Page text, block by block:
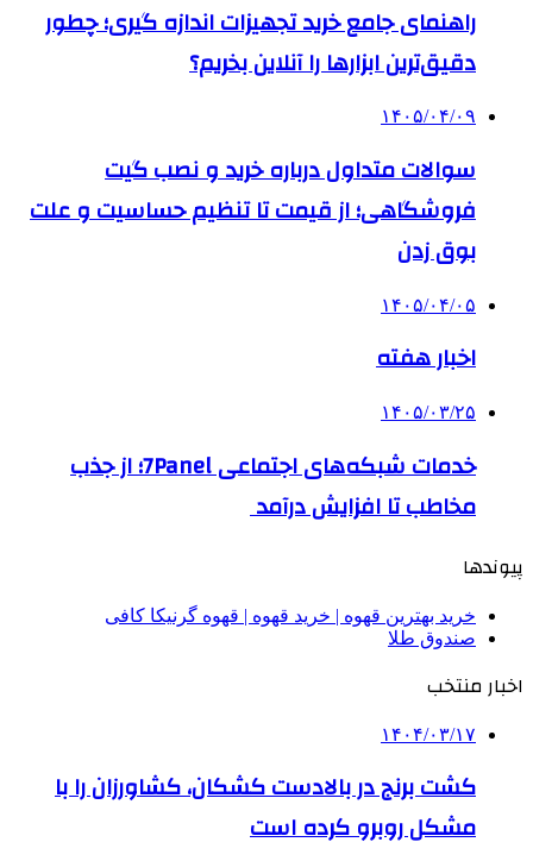
راهنمای جامع خرید تجهیزات اندازه گیری؛ چطور
دقیق‌ترین ابزارها را آنلاین بخریم؟
۱۴۰۵/۰۴/۰۹
سوالات متداول درباره خرید و نصب گیت
فروشگاهی؛ از قیمت تا تنظیم حساسیت و علت
بوق زدن
۱۴۰۵/۰۴/۰۵
اخبار هفته
۱۴۰۵/۰۳/۲۵
خدمات شبکه‌های اجتماعی 7Panel؛ از جذب
مخاطب تا افزایش درآمد
پیوندها
خرید بهترین قهوه | خرید قهوه | قهوه گرنیکا کافی
صندوق طلا
اخبار منتخب
۱۴۰۴/۰۳/۱۷
کشت برنج در بالادست کشکان، کشاورزان را با
مشکل روبرو کرده است